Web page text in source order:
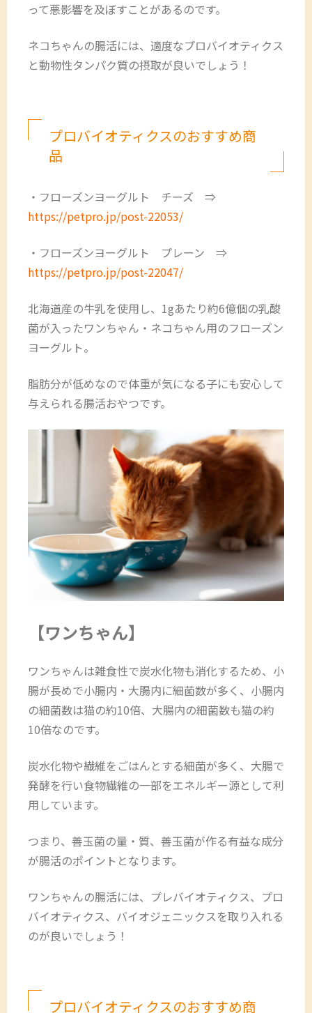
って悪影響を及ぼすことがあるのです。
ネコちゃんの腸活には、適度なプロバイオティクス
と動物性タンパク質の摂取が良いでしょう！
プロバイオティクスのおすすめ商
品
・フローズンヨーグルト チーズ ⇒
https://petpro.jp/post-22053/
・フローズンヨーグルト プレーン ⇒
https://petpro.jp/post-22047/
北海道産の牛乳を使用し、1gあたり約6億個の乳酸
菌が入ったワンちゃん・ネコちゃん用のフローズン
ヨーグルト。
脂肪分が低めなので体重が気になる子にも安心して
与えられる腸活おやつです。
【ワンちゃん】
ワンちゃんは雑食性で炭水化物も消化するため、小
腸が長めで小腸内・大腸内に細菌数が多く、小腸内
の細菌数は猫の約10倍、大腸内の細菌数も猫の約
10倍なのです。
炭水化物や繊維をごはんとする細菌が多く、大腸で
発酵を行い食物繊維の一部をエネルギー源として利
用しています。
つまり、善玉菌の量・質、善玉菌が作る有益な成分
が腸活のポイントとなります。
ワンちゃんの腸活には、プレバイオティクス、プロ
バイオティクス、バイオジェニックスを取り入れる
のが良いでしょう！
プロバイオティクスのおすすめ商